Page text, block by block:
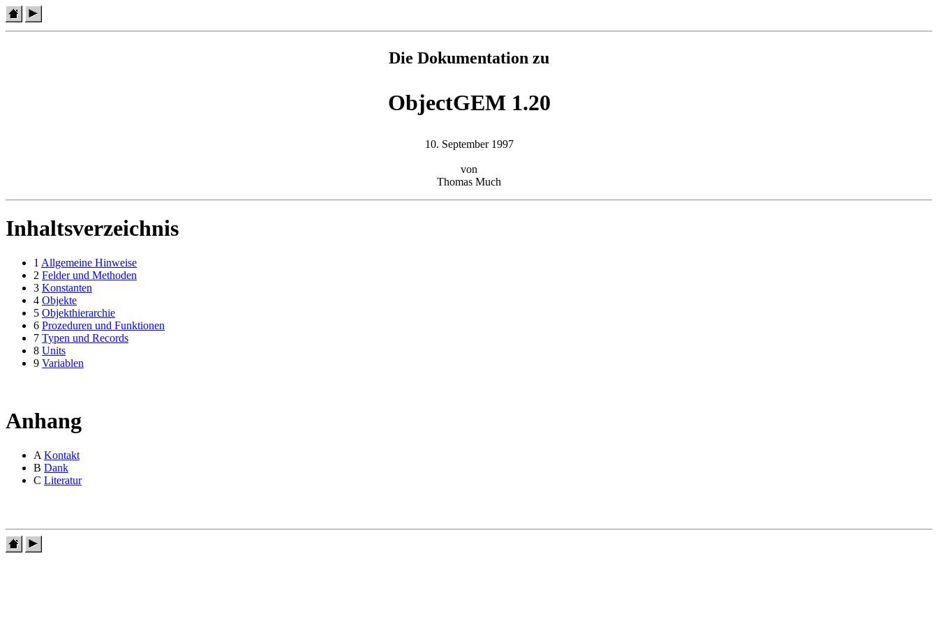
Die Dokumentation zu
ObjectGEM 1.20
10. September 1997
von
Thomas Much
Inhaltsverzeichnis
1 Allgemeine Hinweise
2 Felder und Methoden
3 Konstanten
4 Objekte
5 Objekthierarchie
6 Prozeduren und Funktionen
7 Typen und Records
8 Units
9 Variablen
Anhang
A Kontakt
B Dank
C Literatur